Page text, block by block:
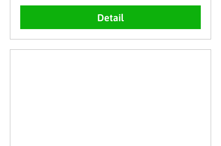
Detail